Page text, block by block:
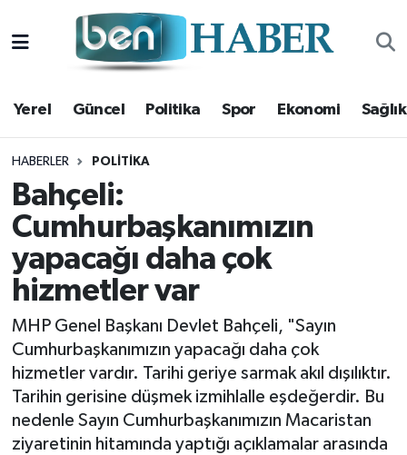
Yerel Güncel Politika Spor Ekonomi Sağlık
HABERLER POLITIKA
Bahçeli:
Cumhurbaşkanımızın
yapacağı daha çok
hizmetler var
MHP Genel Başkanı Devlet Bahçeli, "Sayın
Cumhurbaşkanımızın yapacağı daha çok
hizmetler vardır. Tarihi geriye sarmak akıl dışılıktır.
Tarihin gerisine düşmek izmihlalle eşdeğerdir. Bu
nedenle Sayın Cumhurbaşkanımızın Macaristan
ziyaretinin hitamında yaptığı açıklamalar arasında
Yerel
Güncel
Politika
Spor
Ekonomi
Sağlık
Magazin
Kültür Sanat
Resmi Reklam
Hava Durumu
Trafik Durumu
Süper Lig Puan Durumu ve Fikstür
Tüm Manşetler
Son Dakika Haberleri
Haber Arşivi